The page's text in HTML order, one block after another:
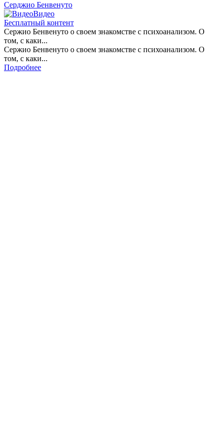
Серджио Бенвенуто
Видео
Бесплатный контент
Сержио Бенвенуто о своем знакомстве с психоанализом. О
том, с каки...
Сержио Бенвенуто о своем знакомстве с психоанализом. О
том, с каки...
Подробнее